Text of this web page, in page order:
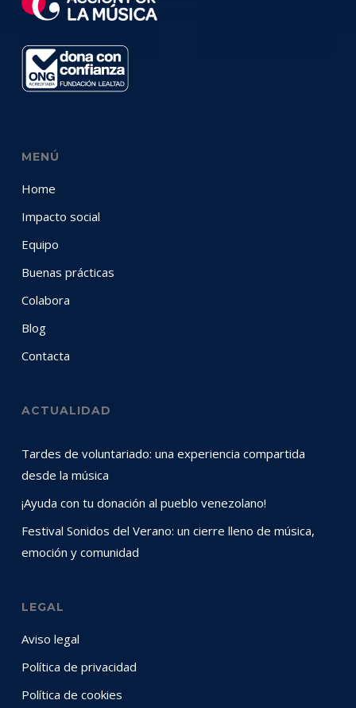
MENÚ
Home
Impacto social
Equipo
Buenas prácticas
Colabora
Blog
Contacta
ACTUALIDAD
Tardes de voluntariado: una experiencia compartida
desde la música
¡Ayuda con tu donación al pueblo venezolano!
Festival Sonidos del Verano: un cierre lleno de música,
emoción y comunidad
LEGAL
Aviso legal
Política de privacidad
Política de cookies